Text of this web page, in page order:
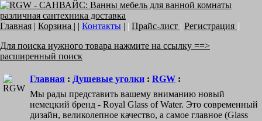
Главная | Корзина | | Контакты | | Прайс-лист | Регистрация ]
Для поиска нужного товара нажмите на ссылку ==>
расширенный поиск
Главная : Душевые уголки : RGW :
Мы рады представить вашему вниманию новый
немецкий бренд - Royal Glass of Water. Это современный
дизайн, великолепное качество, а самое главное (Glass